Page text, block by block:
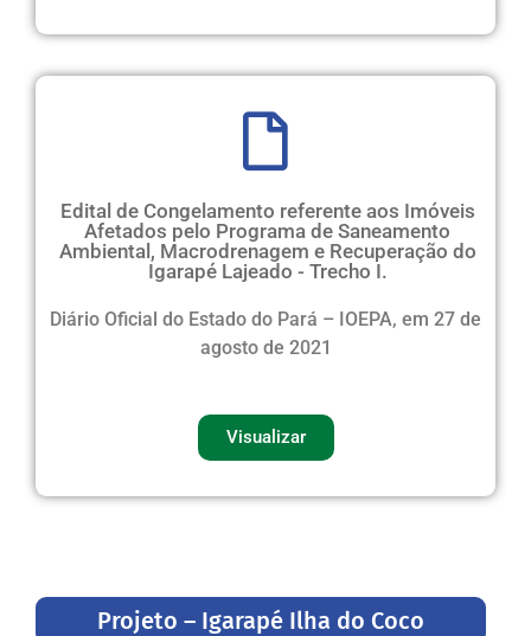
Edital de Congelamento referente aos Imóveis
Afetados pelo Programa de Saneamento
Ambiental, Macrodrenagem e Recuperação do
Igarapé Lajeado - Trecho I.
Diário Oficial do Estado do Pará – IOEPA, em 27 de
agosto de 2021
Visualizar
Projeto – Igarapé Ilha do Coco